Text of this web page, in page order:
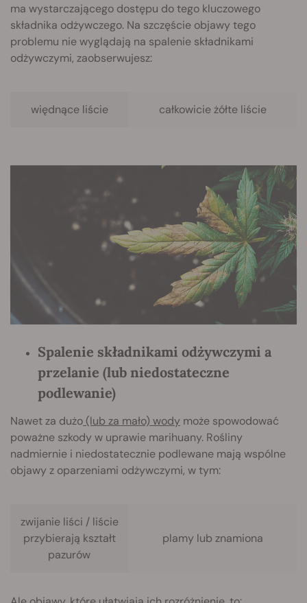
ma wystarczającego dostępu do tego kluczowego
składnika odżywczego. Na szczęście objawy tego
problemu nie wyglądają na spalenie składnikami
odżywczymi, zaobserwujesz:
więdnące liście całkowicie żółte liście
Spalenie składnikami odżywczymi a
przelanie (lub niedostateczne
podlewanie)
Nawet za dużo (lub za mało) wody może spowodować
poważne szkody w uprawie marihuany. Rośliny
nadmiernie i niedostatecznie podlewane mają wspólne
objawy z oparzeniami odżywczymi, w tym:
zwijanie liści / liście
przybierają kształt
pazurów
plamy lub znamiona